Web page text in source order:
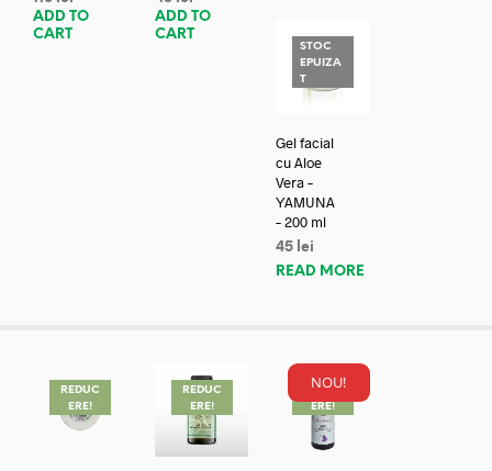
ADD TO
CART
ADD TO
CART
STOC
EPUIZA
T
Gel facial
cu Aloe
Vera –
YAMUNA
– 200 ml
45 lei
READ MORE
REDUC
ERE!
REDUC
ERE!
NOU!
REDUC
ERE!